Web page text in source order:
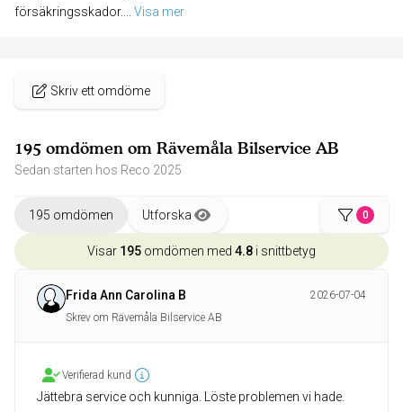
försäkringsskador.
Visa mer
Skriv ett omdöme
195 omdömen om Rävemåla Bilservice AB
Sedan starten hos Reco 2025
195 omdömen Utforska 0
Visar 195 omdömen med 4.8 i snittbetyg
Frida Ann Carolina B
2026-07-04
Skrev om Rävemåla Bilservice AB
Verifierad kund
Jättebra service och kunniga. Löste problemen vi hade.